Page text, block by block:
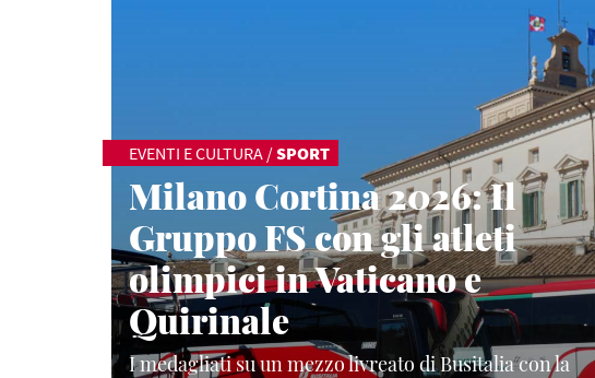
EVENTI E CULTURA /SPORT
Milano Cortina 2026: Il
Gruppo FS con gli atleti
olimpici in Vaticano e
Quirinale
I medagliati su un mezzo livreato di Busitalia con la